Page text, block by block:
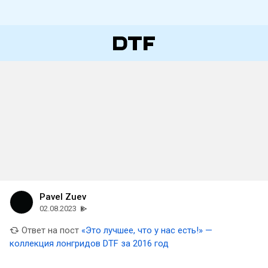
Pavel Zuev
02.08.2023
Ответ на пост «Это лучшее, что у нас есть!» —
коллекция лонгридов DTF за 2016 год